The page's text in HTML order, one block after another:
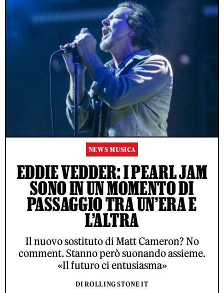
NEWS MUSICA
EDDIE VEDDER: I PEARL JAM
SONO IN UN MOMENTO DI
PASSAGGIO TRA UN’ERA E
L’ALTRA
Il nuovo sostituto di Matt Cameron? No
comment. Stanno però suonando assieme.
«Il futuro ci entusiasma»
DI ROLLING STONE IT